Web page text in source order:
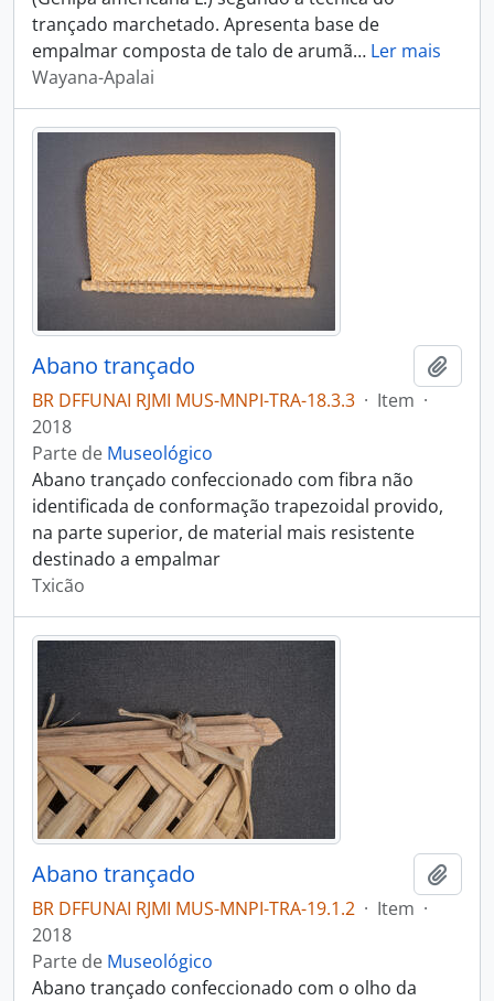
trançado marchetado. Apresenta base de
empalmar composta de talo de arumã… Ler mais
Wayana-Apalai
Abano trançado
BR DFFUNAI RJMI MUS-MNPI-TRA-18.3.3 · Item ·
2018
Parte de Museológico
Abano trançado confeccionado com fibra não
identificada de conformação trapezoidal provido,
na parte superior, de material mais resistente
destinado a empalmar
Txicão
Abano trançado
BR DFFUNAI RJMI MUS-MNPI-TRA-19.1.2 · Item ·
2018
Parte de Museológico
Abano trançado confeccionado com o olho da